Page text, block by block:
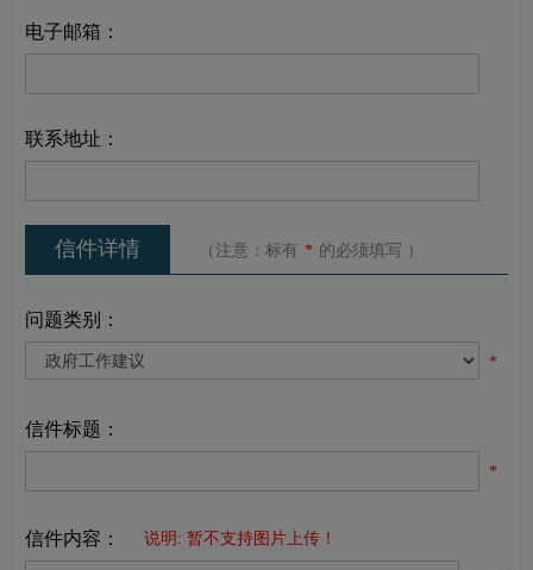
电子邮箱：
联系地址：
信件详情 （注意：标有 * 的必须填写 ）
问题类别：
*
信件标题：
*
信件内容： 说明: 暂不支持图片上传！